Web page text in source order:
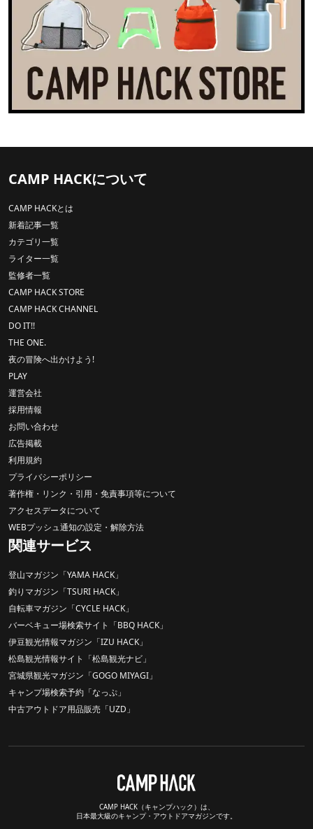
CAMP HACKについて
CAMP HACKとは
新着記事一覧
カテゴリ一覧
ライター一覧
監修者一覧
CAMP HACK STORE
CAMP HACK CHANNEL
DO IT!!
THE ONE.
夜の冒険へ出かけよう!
PLAY
運営会社
採用情報
お問い合わせ
広告掲載
利用規約
プライバシーポリシー
著作権・リンク・引用・免責事項等について
アクセスデータについて
WEBプッシュ通知の設定・解除方法
関連サービス
登山マガジン「YAMA HACK」
釣りマガジン「TSURI HACK」
自転車マガジン「CYCLE HACK」
バーベキュー場検索サイト「BBQ HACK」
伊豆観光情報マガジン「IZU HACK」
松島観光情報サイト「松島観光ナビ」
宮城県観光マガジン「GOGO MIYAGI」
キャンプ場検索予約「なっぷ」
中古アウトドア用品販売「UZD」
CAMP HACK（キャンプハック）は、
日本最大級のキャンプ・アウトドアマガジンです。